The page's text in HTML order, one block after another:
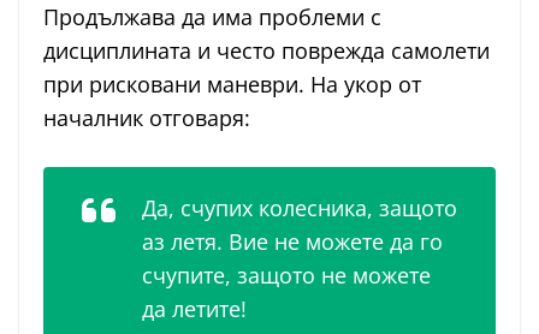
Продължава да има проблеми с
дисциплината и често поврежда самолети
при рисковани маневри. На укор от
началник отговаря:
Да, счупих колесника, защото
аз летя. Вие не можете да го
счупите, защото не можете
да летите!